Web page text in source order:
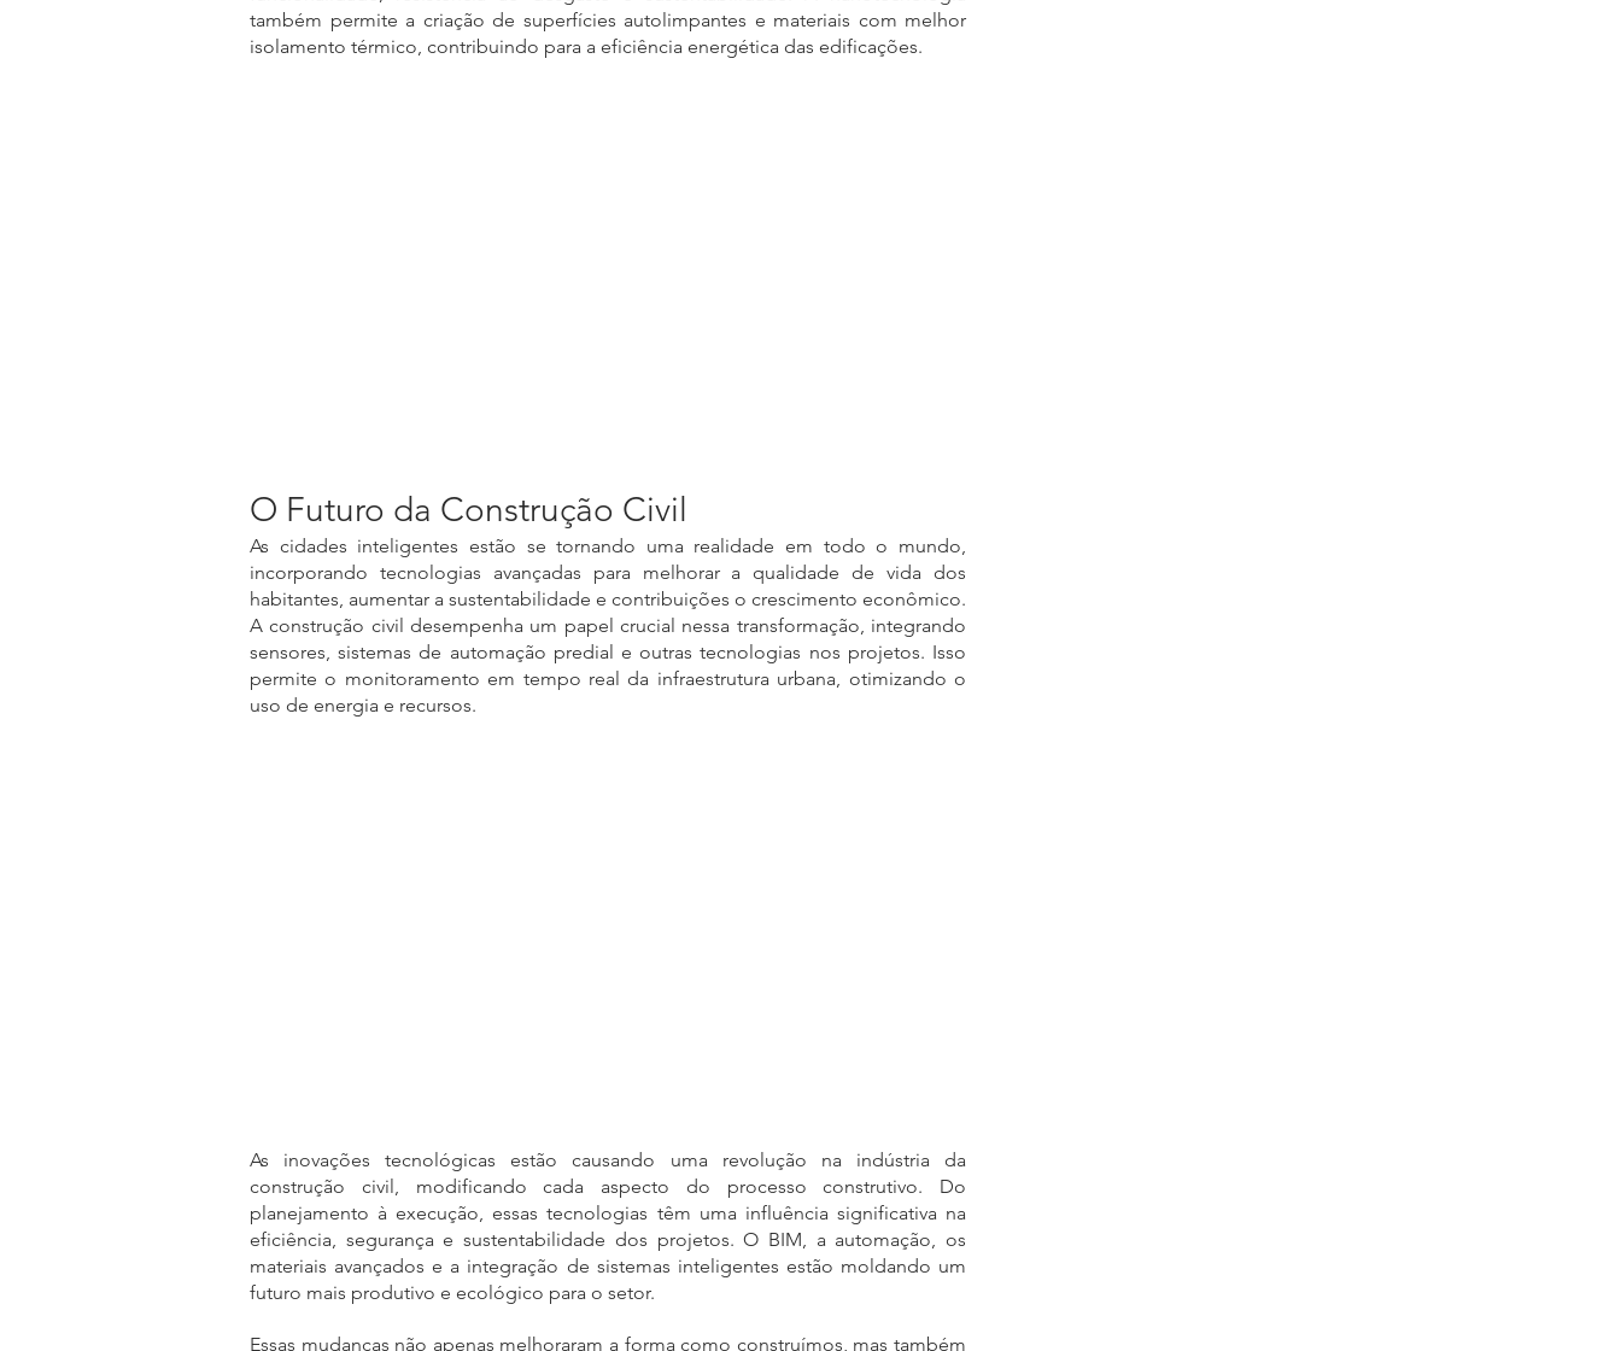
também permite a criação de superfícies autolimpantes e materiais com melhor
isolamento térmico, contribuindo para a eficiência energética das edificações.
O Futuro da Construção Civil
As cidades inteligentes estão se tornando uma realidade em todo o mundo,
incorporando tecnologias avançadas para melhorar a qualidade de vida dos
habitantes, aumentar a sustentabilidade e contribuições o crescimento econômico.
A construção civil desempenha um papel crucial nessa transformação, integrando
sensores, sistemas de automação predial e outras tecnologias nos projetos. Isso
permite o monitoramento em tempo real da infraestrutura urbana, otimizando o
uso de energia e recursos.
As inovações tecnológicas estão causando uma revolução na indústria da
construção civil, modificando cada aspecto do processo construtivo. Do
planejamento à execução, essas tecnologias têm uma influência significativa na
eficiência, segurança e sustentabilidade dos projetos. O BIM, a automação, os
materiais avançados e a integração de sistemas inteligentes estão moldando um
futuro mais produtivo e ecológico para o setor.
Essas mudanças não apenas melhoraram a forma como construímos, mas também